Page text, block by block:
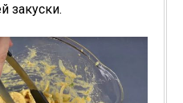
закуски.